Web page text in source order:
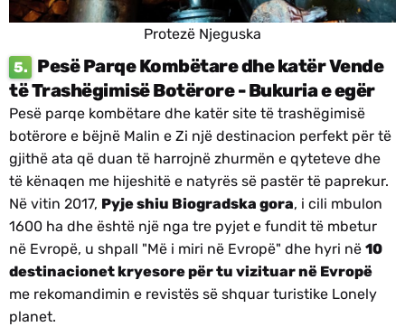
Protezë Njeguska
5.
Pesë Parqe Kombëtare dhe katër Vende
të Trashëgimisë Botërore - Bukuria e egër
Pesë parqe kombëtare dhe katër site të trashëgimisë
botërore e bëjnë Malin e Zi një destinacion perfekt për të
gjithë ata që duan të harrojnë zhurmën e qyteteve dhe
të kënaqen me hijeshitë e natyrës së pastër të paprekur.
Në vitin 2017, Pyje shiu Biogradska gora, i cili mbulon
1600 ha dhe është një nga tre pyjet e fundit të mbetur
në Evropë, u shpall "Më i miri në Evropë" dhe hyri në 10
destinacionet kryesore për tu vizituar në Evropë
me rekomandimin e revistës së shquar turistike Lonely
planet.